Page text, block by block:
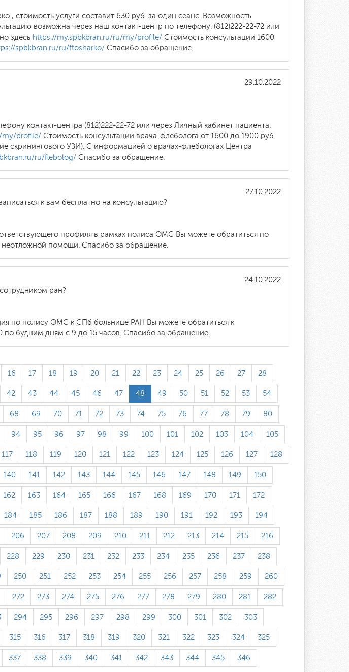
стоимость услуги составит 630 руб. за один сеанс. Возможность
возможна через наш контакт-центр по телефону: (812)222-22-72 или
здесь https://my.spbkbran.ru/ru/my/profile/ Стоимость консультации 1600
spbkbran.ru/ru/ftosharko/ Спасибо за обращение.
29.10.2022
контакт-центра (812)222-22-72 или через Личный кабинет пациента.
my/profile/ Стоимость консультации врача-флеболога от 1600 до 1900 руб.
скринингового УЗИ). С информацией о врачах-флебологах Центра
ru/flebolog/ Спасибо за обращение.
27.10.2022
к вам бесплатно на консультацию?
профиля в рамках полиса ОМС Вы можете обратиться по
неотложной помощи. Спасибо за обращение.
24.10.2022
ран?
по полису ОМС к СПб больнице РАН Вы можете обратиться к
будним дням с 9 до 15 часов. Спасибо за обращение.
16 17 18 19 20 21 22 23 24 25 26 27 28
42 43 44 45 46 47 48 49 50 51 52 53 54
68 69 70 71 72 73 74 75 76 77 78 79 80
94 95 96 97 98 99 100 101 102 103 104 105
117 118 119 120 121 122 123 124 125 126 127 128
140 141 142 143 144 145 146 147 148 149 150
162 163 164 165 166 167 168 169 170 171 172
184 185 186 187 188 189 190 191 192 193 194
206 207 208 209 210 211 212 213 214 215 216
228 229 230 231 232 233 234 235 236 237 238
250 251 252 253 254 255 256 257 258 259 260
272 273 274 275 276 277 278 279 280 281 282
294 295 296 297 298 299 300 301 302 303
315 316 317 318 319 320 321 322 323 324 325
337 338 339 340 341 342 343 344 345 346